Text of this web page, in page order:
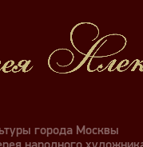
города Москвы
народного